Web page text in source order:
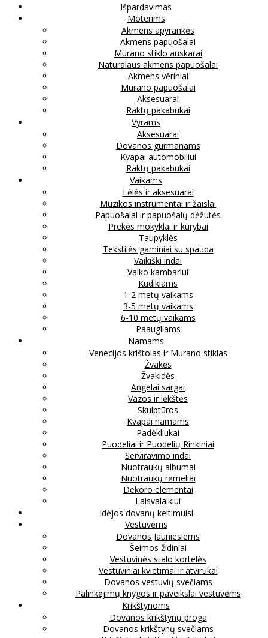
Išpardavimas
Moterims
Akmens apyrankės
Akmens papuošalai
Murano stiklo auskarai
Natūralaus akmens papuošalai
Akmens vėriniai
Murano papuošalai
Aksesuarai
Raktų pakabukai
Vyrams
Aksesuarai
Dovanos gurmanams
Kvapai automobiliui
Raktų pakabukai
Vaikams
Lėlės ir aksesuarai
Muzikos instrumentai ir žaislai
Papuošalai ir papuošalų dėžutės
Prekės mokyklai ir kūrybai
Taupyklės
Tekstilės gaminiai su spauda
Vaikiški indai
Vaiko kambariui
Kūdikiams
1-2 metų vaikams
3-5 metų vaikams
6-10 metų vaikams
Paaugliams
Namams
Venecijos krištolas ir Murano stiklas
Žvakės
Žvakidės
Angelai sargai
Vazos ir lėkštės
Skulptūros
Kvapai namams
Padėkliukai
Puodeliai ir Puodelių Rinkiniai
Serviravimo indai
Nuotraukų albumai
Nuotraukų rėmeliai
Dekoro elementai
Laisvalaikiui
Idėjos dovanų keitimuisi
Vestuvėms
Dovanos Jauniesiems
Šeimos židiniai
Vestuvinės stalo kortelės
Vestuviniai kvietimai ir atvirukai
Dovanos vestuvių svečiams
Palinkėjimų knygos ir paveikslai vestuvėms
Krikštynoms
Dovanos krikštynų proga
Dovanos krikštynų svečiams